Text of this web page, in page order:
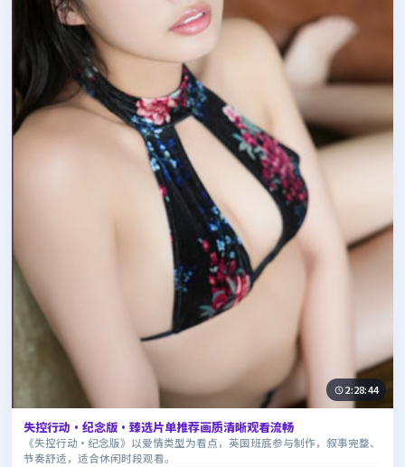
2:28:44
失控行动·纪念版·臻选片单推荐画质清晰观看流畅
《失控行动·纪念版》以爱情类型为看点，英国班底参与制作，叙事完整、
节奏舒适，适合休闲时段观看。